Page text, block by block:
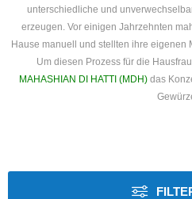
unterschiedliche und
erzeugen. Vor einigen Jahrzehnten
Hause manuell und stellten ihre eigenen
Um diesen Prozess für die
MAHASHIAN DI HATTI (MDH)das